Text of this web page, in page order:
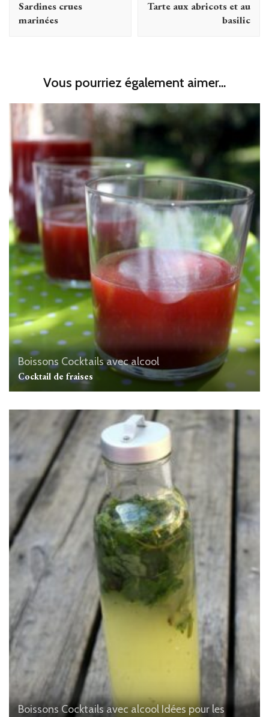
Sardines crues
marinées
Tarte aux abricots et au
basilic
Vous pourriez également aimer...
Boissons Cocktails avec alcool
Cocktail de fraises
Boissons Cocktails avec alcoolIdées pour les